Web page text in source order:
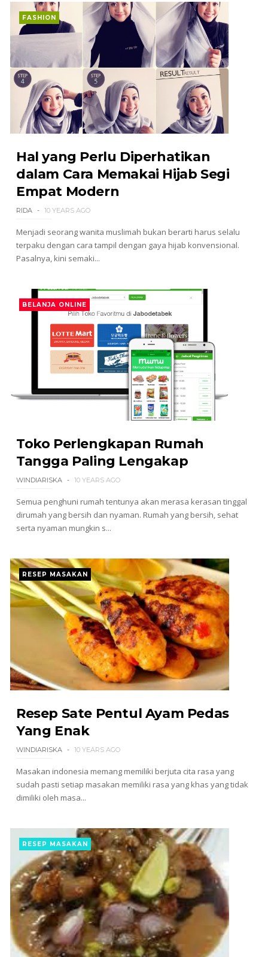
FASHION
Hal yang Perlu Diperhatikan
dalam Cara Memakai Hijab Segi
Empat Modern
RIDA 10 YEARS AGO
Menjadi seorang wanita muslimah bukan berarti harus selalu
terpaku dengan cara tampil dengan gaya hijab konvensional.
Pasalnya, kini semaki...
BELANJA ONLINE
Toko Perlengkapan Rumah
Tangga Paling Lengakap
WINDIARISKA 10 YEARS AGO
Semua penghuni rumah tentunya akan merasa kerasan tinggal
dirumah yang bersih dan nyaman. Rumah yang bersih, sehat
serta nyaman mungkin s...
RESEP MASAKAN
Resep Sate Pentul Ayam Pedas
Yang Enak
WINDIARISKA 10 YEARS AGO
Masakan indonesia memang memiliki berjuta cita rasa yang
sudah pasti setiap masakan memiliki rasa yang khas yang tidak
dimiliki oleh masa...
RESEP MASAKAN